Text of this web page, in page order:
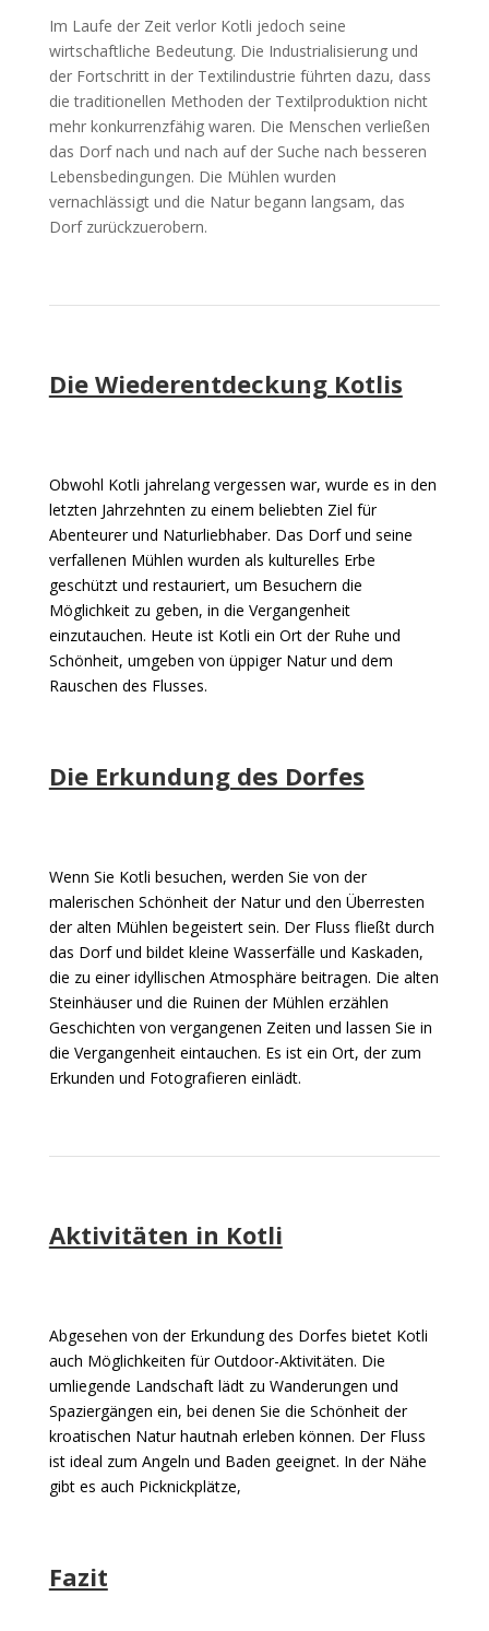
Im Laufe der Zeit verlor Kotli jedoch seine
wirtschaftliche Bedeutung. Die Industrialisierung und
der Fortschritt in der Textilindustrie führten dazu, dass
die traditionellen Methoden der Textilproduktion nicht
mehr konkurrenzfähig waren. Die Menschen verließen
das Dorf nach und nach auf der Suche nach besseren
Lebensbedingungen. Die Mühlen wurden
vernachlässigt und die Natur begann langsam, das
Dorf zurückzuerobern.
Die Wiederentdeckung Kotlis
Obwohl Kotli jahrelang vergessen war, wurde es in den
letzten Jahrzehnten zu einem beliebten Ziel für
Abenteurer und Naturliebhaber. Das Dorf und seine
verfallenen Mühlen wurden als kulturelles Erbe
geschützt und restauriert, um Besuchern die
Möglichkeit zu geben, in die Vergangenheit
einzutauchen. Heute ist Kotli ein Ort der Ruhe und
Schönheit, umgeben von üppiger Natur und dem
Rauschen des Flusses.
Die Erkundung des Dorfes
Wenn Sie Kotli besuchen, werden Sie von der
malerischen Schönheit der Natur und den Überresten
der alten Mühlen begeistert sein. Der Fluss fließt durch
das Dorf und bildet kleine Wasserfälle und Kaskaden,
die zu einer idyllischen Atmosphäre beitragen. Die alten
Steinhäuser und die Ruinen der Mühlen erzählen
Geschichten von vergangenen Zeiten und lassen Sie in
die Vergangenheit eintauchen. Es ist ein Ort, der zum
Erkunden und Fotografieren einlädt.
Aktivitäten in Kotli
Abgesehen von der Erkundung des Dorfes bietet Kotli
auch Möglichkeiten für Outdoor-Aktivitäten. Die
umliegende Landschaft lädt zu Wanderungen und
Spaziergängen ein, bei denen Sie die Schönheit der
kroatischen Natur hautnah erleben können. Der Fluss
ist ideal zum Angeln und Baden geeignet. In der Nähe
gibt es auch Picknickplätze,
Fazit